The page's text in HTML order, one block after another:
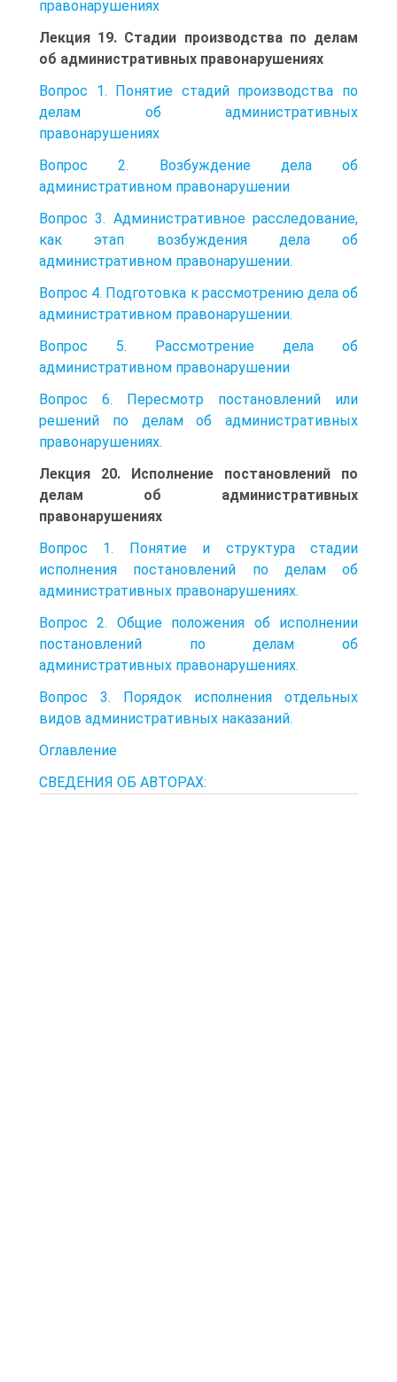
правонарушениях
Лекция 19. Стадии производства по делам
об административных правонарушениях
Вопрос 1. Понятие стадий производства по
делам об административных
правонарушениях
Вопрос 2. Возбуждение дела об
административном правонарушении
Вопрос 3. Административное расследование,
как этап возбуждения дела об
административном правонарушении.
Вопрос 4. Подготовка к рассмотрению дела об
административном правонарушении.
Вопрос 5. Рассмотрение дела об
административном правонарушении
Вопрос 6. Пересмотр постановлений или
решений по делам об административных
правонарушениях.
Лекция 20. Исполнение постановлений по
делам об административных
правонарушениях
Вопрос 1. Понятие и структура стадии
исполнения постановлений по делам об
административных правонарушениях.
Вопрос 2. Общие положения об исполнении
постановлений по делам об
административных правонарушениях.
Вопрос 3. Порядок исполнения отдельных
видов административных наказаний.
Оглавление
СВЕДЕНИЯ ОБ АВТОРАХ: